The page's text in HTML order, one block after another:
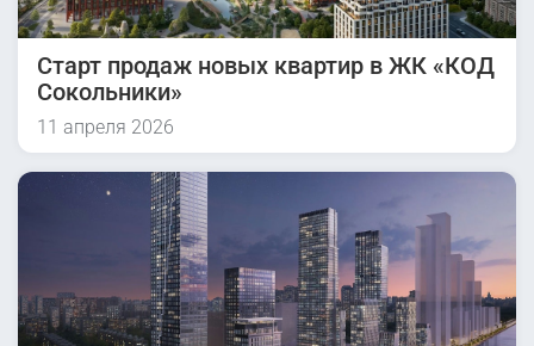
Старт продаж новых квартир в ЖК «КОД
Сокольники»
11 апреля 2026